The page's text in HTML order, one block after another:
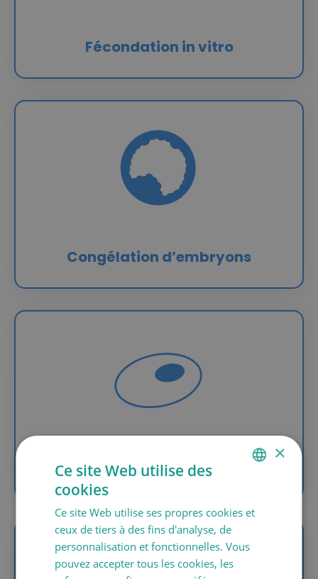
Fécondation in vitro
Congélation d’embryons
Don d’ovocytes (jumeaux)
CATALÀ
×
Ce site Web utilise des
cookies
Ce site Web utilise ses propres cookies et
ceux de tiers à des fins d'analyse, de
personnalisation et fonctionnelles. Vous
pouvez accepter tous les cookies, les